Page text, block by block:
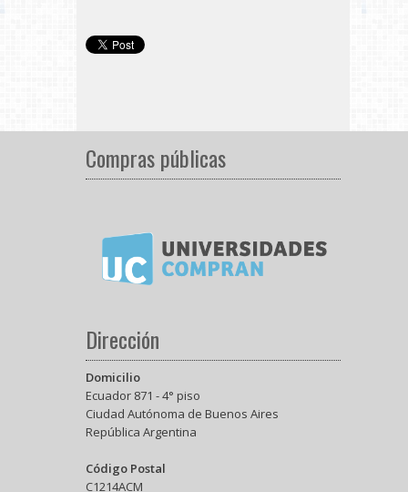
Compras públicas
Dirección
Domicilio
Ecuador 871 - 4° piso
Ciudad Autónoma de Buenos Aires
República Argentina
Código Postal
C1214ACM